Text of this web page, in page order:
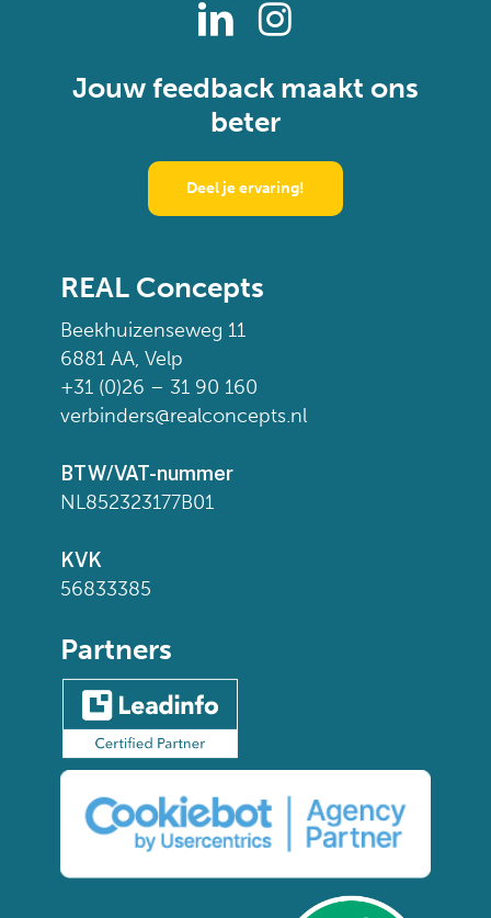
Jouw feedback maakt ons
beter
Deel je ervaring!
REAL Concepts
Beekhuizenseweg 11
6881 AA, Velp
+31 (0)26 – 31 90 160
verbinders@realconcepts.nl
BTW/VAT-nummer
NL852323177B01
KVK
56833385
Partners